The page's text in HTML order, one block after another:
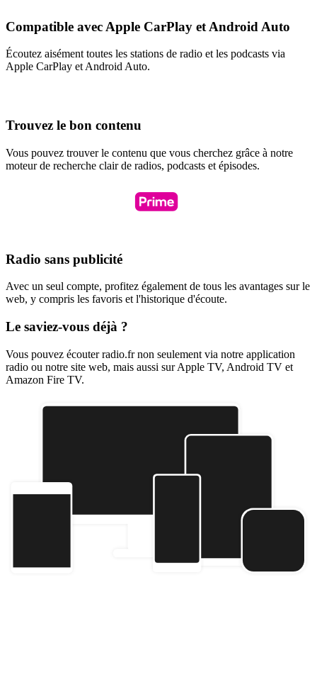
Compatible avec Apple CarPlay et Android Auto
Écoutez aisément toutes les stations de radio et les podcasts via
Apple CarPlay et Android Auto.
Trouvez le bon contenu
Vous pouvez trouver le contenu que vous cherchez grâce à notre
moteur de recherche clair de radios, podcasts et épisodes.
Radio sans publicité
Avec un seul compte, profitez également de tous les avantages sur le
web, y compris les favoris et l'historique d'écoute.
Le saviez-vous déjà ?
Vous pouvez écouter radio.fr non seulement via notre application
radio ou notre site web, mais aussi sur Apple TV, Android TV et
Amazon Fire TV.